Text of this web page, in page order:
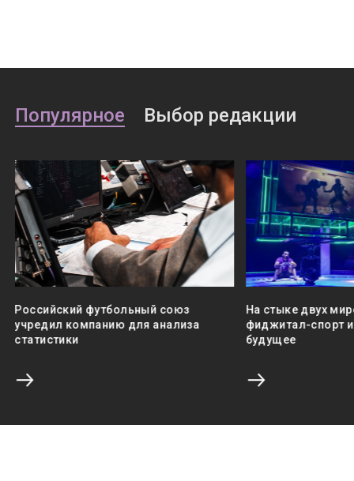
Популярное Выбор редакции
Российский футбольный союз
учредил компанию для анализа
статистики
На стыке двух
фиджитал-спорт
будущее